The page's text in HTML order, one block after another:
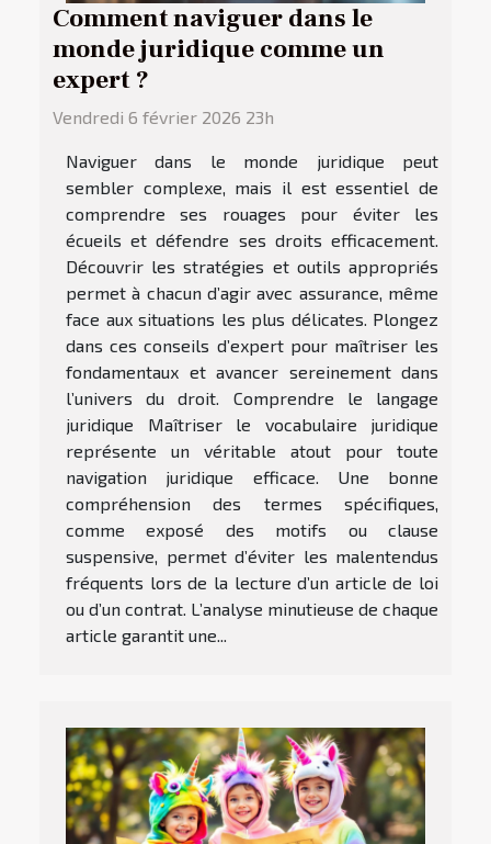
Comment naviguer dans le
monde juridique comme un
expert ?
Vendredi 6 février 2026 23h
Naviguer dans le monde juridique peut
sembler complexe, mais il est essentiel de
comprendre ses rouages pour éviter les
écueils et défendre ses droits efficacement.
Découvrir les stratégies et outils appropriés
permet à chacun d’agir avec assurance, même
face aux situations les plus délicates. Plongez
dans ces conseils d’expert pour maîtriser les
fondamentaux et avancer sereinement dans
l’univers du droit. Comprendre le langage
juridique Maîtriser le vocabulaire juridique
représente un véritable atout pour toute
navigation juridique efficace. Une bonne
compréhension des termes spécifiques,
comme exposé des motifs ou clause
suspensive, permet d’éviter les malentendus
fréquents lors de la lecture d’un article de loi
ou d’un contrat. L’analyse minutieuse de chaque
article garantit une...